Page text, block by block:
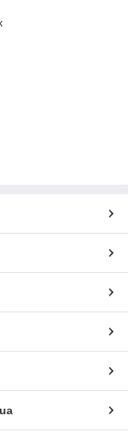
онлайн в
для ремонту з